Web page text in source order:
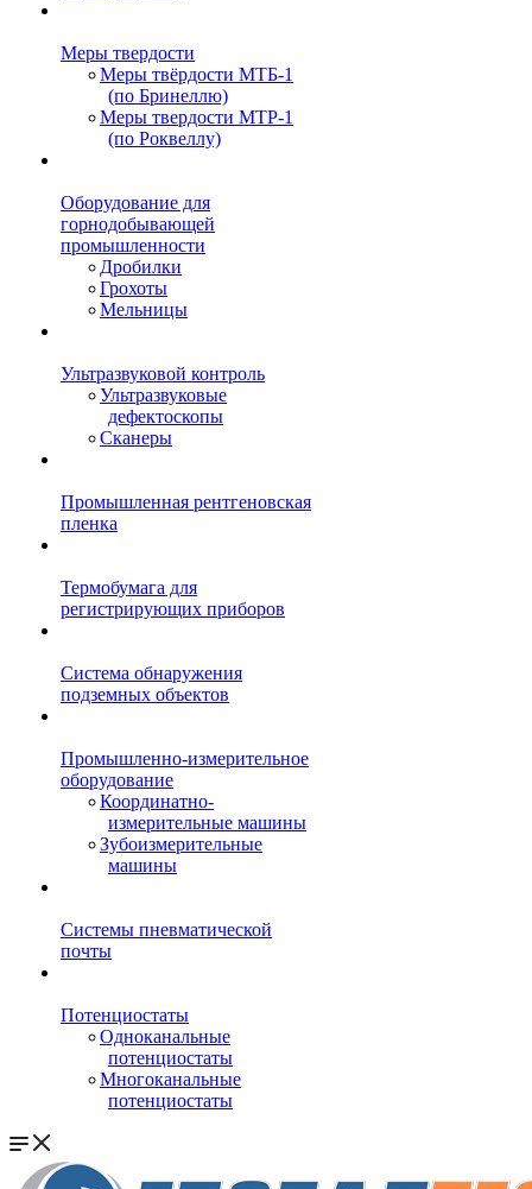
Меры твердости
Меры твёрдости МТБ-1
(по Бринеллю)
Меры твердости МТР-1
(по Роквеллу)
Оборудование для
горнодобывающей
промышленности
Дробилки
Грохоты
Мельницы
Ультразвуковой контроль
Ультразвуковые
дефектоскопы
Сканеры
Промышленная рентгеновская
пленка
Термобумага для
регистрирующих приборов
Система обнаружения
подземных объектов
Промышленно-измерительное
оборудование
Координатно-
измерительные машины
Зубоизмерительные
машины
Системы пневматической
почты
Потенциостаты
Одноканальные
потенциостаты
Многоканальные
потенциостаты